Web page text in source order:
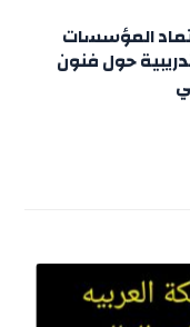
المؤسسات
حول فنون